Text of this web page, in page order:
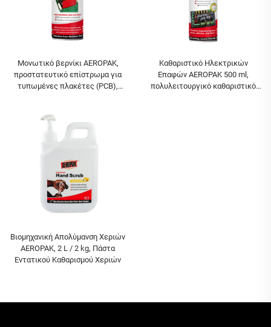
Μονωτικό βερνίκι AEROPAK,
προστατευτικό επίστρωμα για
τυπωμένες πλακέτες (PCB),
Καθαριστικό Ηλεκτρικών
Επαφών AEROPAK 500 ml,
πολυλειτουργικό καθαριστικό
Βιομηχανική Απολύμανση Χεριών
AEROPAK, 2 L / 2 kg, Πάστα
Εντατικού Καθαρισμού Χεριών